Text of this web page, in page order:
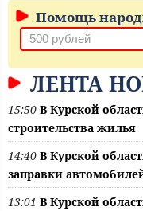
Помощь
ЛЕНТА
15:50 В Курской
строительства жилья
14:40 В Курской
заправки
13:01 В Курской